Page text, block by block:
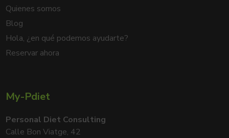
Quienes somos
Blog
Hola, ¿en qué podemos ayudarte?
Reservar ahora
My-Pdiet
Personal Diet Consulting
Calle Bon Viatge, 42